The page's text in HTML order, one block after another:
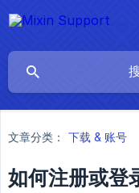
文章分类： 下载 & 账号
如何注册或登